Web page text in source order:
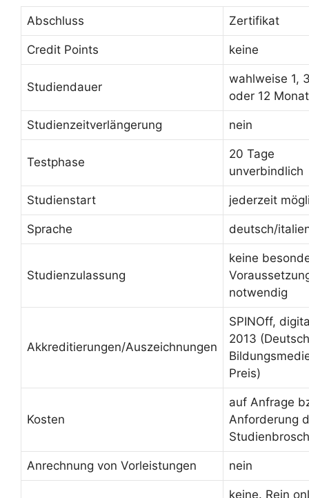
Abschluss Zertifikat
Credit Points keine
Studiendauer
wahlweise 1,
oder 12
Studienzeitverlängerung nein
Testphase
20 Tage
unverbindlich
Studienstart jederzeit
Sprache deutsch/
Studienzulassung
keine
notwendig
Akkreditierungen/Auszeichnungen
SPINOff,
2013
Preis)
Kosten
auf Anfrage
Anforderung
Anrechnung von Vorleistungen nein
keine. Rein